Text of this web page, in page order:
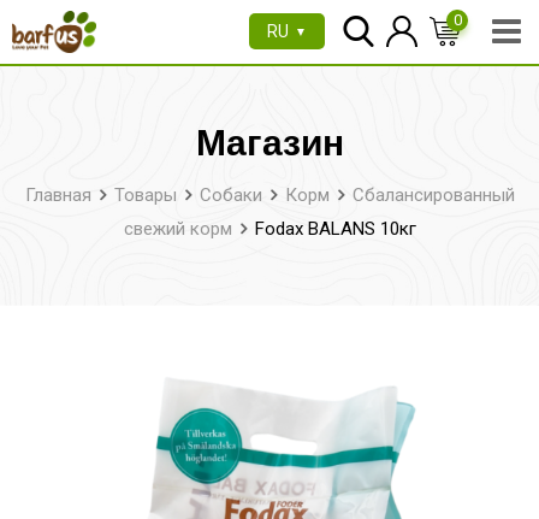
Перейти
RU ▼
0
Магазин
Главная Товары Собаки Корм
Сбалансированный
свежий корм
Fodax BALANS 10кг